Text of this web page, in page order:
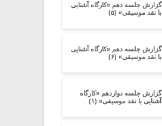
گزارش جلسه دهم «کارگاه آشنایی
با نقد موسیقی» (۵)
گزارش جلسه دهم «کارگاه آشنایی
با نقد موسیقی» (۶)
گزارش جلسه دوازدهم «کارگاه
آشنایی با نقد موسیقی» (۱)